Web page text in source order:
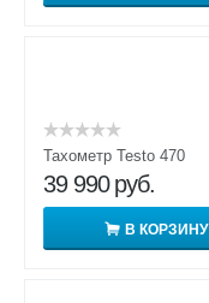
Тахометр Testo 470
39 990 руб.
В КОРЗИНУ